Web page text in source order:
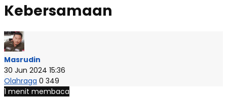
Kebersamaan
Masrudin
30 Jun 2024 15:36
Olahraga 0 349
1 menit membaca